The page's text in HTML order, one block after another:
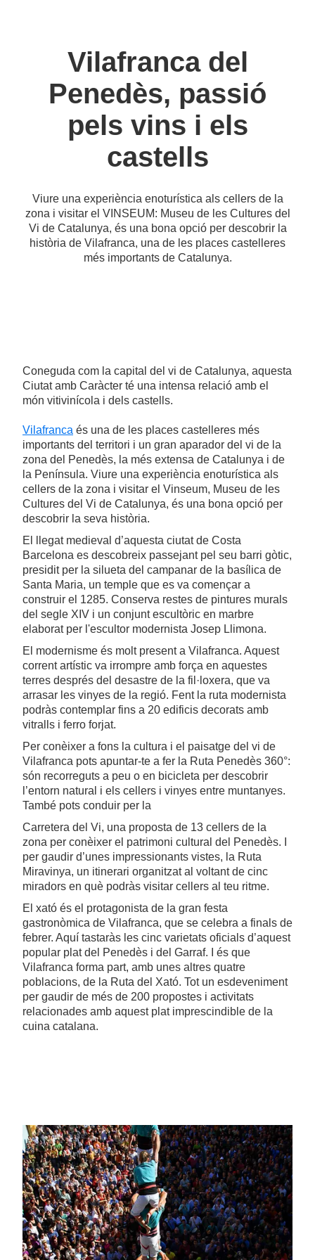
Vilafranca del
Penedès, passió
pels vins i els
castells
Viure una experiència enoturística als cellers de la
zona i visitar el VINSEUM: Museu de les Cultures del
Vi de Catalunya, és una bona opció per descobrir la
història de Vilafranca, una de les places castelleres
més importants de Catalunya.
Coneguda com la capital del vi de Catalunya, aquesta
Ciutat amb Caràcter té una intensa relació amb el
món vitivinícola i dels castells.
Vilafranca és una de les places castelleres més
importants del territori i un gran aparador del vi de la
zona del Penedès, la més extensa de Catalunya i de
la Península. Viure una experiència enoturística als
cellers de la zona i visitar el Vinseum, Museu de les
Cultures del Vi de Catalunya, és una bona opció per
descobrir la seva història.
El llegat medieval d’aquesta ciutat de Costa
Barcelona es descobreix passejant pel seu barri gòtic,
presidit per la silueta del campanar de la basílica de
Santa Maria, un temple que es va començar a
construir el 1285. Conserva restes de pintures murals
del segle XIV i un conjunt escultòric en marbre
elaborat per l'escultor modernista Josep Llimona.
El modernisme és molt present a Vilafranca. Aquest
corrent artístic va irrompre amb força en aquestes
terres després del desastre de la fil·loxera, que va
arrasar les vinyes de la regió. Fent la ruta modernista
podràs contemplar fins a 20 edificis decorats amb
vitralls i ferro forjat.
Per conèixer a fons la cultura i el paisatge del vi de
Vilafranca pots apuntar-te a fer la Ruta Penedès 360°:
són recorreguts a peu o en bicicleta per descobrir
l’entorn natural i els cellers i vinyes entre muntanyes.
També pots conduir per la
Carretera del Vi, una proposta de 13 cellers de la
zona per conèixer el patrimoni cultural del Penedès. I
per gaudir d’unes impressionants vistes, la Ruta
Miravinya, un itinerari organitzat al voltant de cinc
miradors en què podràs visitar cellers al teu ritme.
El xató és el protagonista de la gran festa
gastronòmica de Vilafranca, que se celebra a finals de
febrer. Aquí tastaràs les cinc varietats oficials d’aquest
popular plat del Penedès i del Garraf. I és que
Vilafranca forma part, amb unes altres quatre
poblacions, de la Ruta del Xató. Tot un esdeveniment
per gaudir de més de 200 propostes i activitats
relacionades amb aquest plat imprescindible de la
cuina catalana.